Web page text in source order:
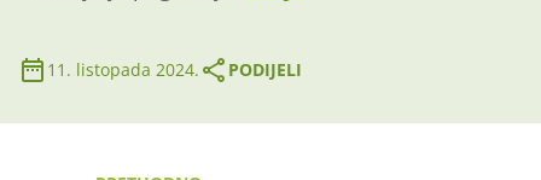
11. listopada 2024. PODIJELI